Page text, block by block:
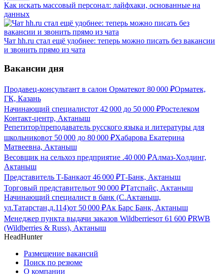
Как искать массовый персонал: лайфхаки, основанные на
данных
Чат hh.ru стал ещё удобнее: теперь можно писать без вакансии
и звонить прямо из чата
Вакансии дня
Продавец-консультант в салон Орматекот 80 000 ₽Орматек,
ГК, Казань
Начинающий специалистот 42 000 до 50 000 ₽Ростелеком
Контакт-центр, Актаныш
Репетитор/преподаватель русского языка и литературы для
школьниковот 50 000 до 80 000 ₽Хабарова Екатерина
Матвеевна, Актаныш
Весовщик на сельхоз предприятие .40 000 ₽Алмаз-Холдинг,
Актаныш
Представитель Т-Банкаот 46 000 ₽Т-Банк, Актаныш
Торговый представительот 90 000 ₽Татспайс, Актаныш
Начинающий специалист в банк (С.Актаныш,
ул.Татарстан,д.114)от 50 000 ₽Ак Барс Банк, Актаныш
Менеджер пункта выдачи заказов Wildberriesот 61 600 ₽RWB
(Wildberries & Russ), Актаныш
HeadHunter
Размещение вакансий
Поиск по резюме
О компании